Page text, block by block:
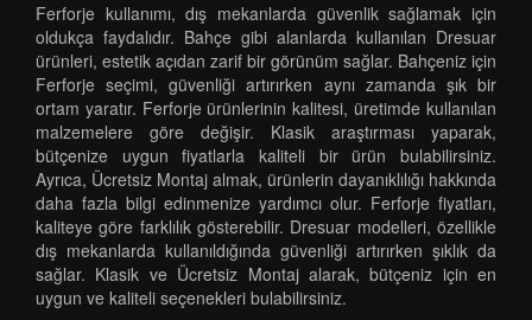
Ferforje kullanımı, dış mekanlarda güvenlik sağlamak için
oldukça faydalıdır. Bahçe gibi alanlarda kullanılan Dresuar
ürünleri, estetik açıdan zarif bir görünüm sağlar. Bahçeniz için
Ferforje seçimi, güvenliği artırırken aynı zamanda şık bir
ortam yaratır. Ferforje ürünlerinin kalitesi, üretimde kullanılan
malzemelere göre değişir. Klasik araştırması yaparak,
bütçenize uygun fiyatlarla kaliteli bir ürün bulabilirsiniz.
Ayrıca, Ücretsiz Montaj almak, ürünlerin dayanıklılığı hakkında
daha fazla bilgi edinmenize yardımcı olur. Ferforje fiyatları,
kaliteye göre farklılık gösterebilir. Dresuar modelleri, özellikle
dış mekanlarda kullanıldığında güvenliği artırırken şıklık da
sağlar. Klasik ve Ücretsiz Montaj alarak, bütçeniz için en
uygun ve kaliteli seçenekleri bulabilirsiniz.